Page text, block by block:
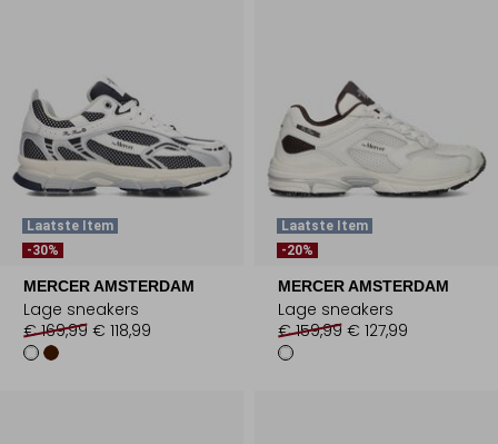
Laatste Item
-30%
MERCER AMSTERDAM
Lage sneakers
€ 169,99 € 118,99
Laatste Item
-20%
MERCER AMSTERDAM
Lage sneakers
€ 159,99 € 127,99